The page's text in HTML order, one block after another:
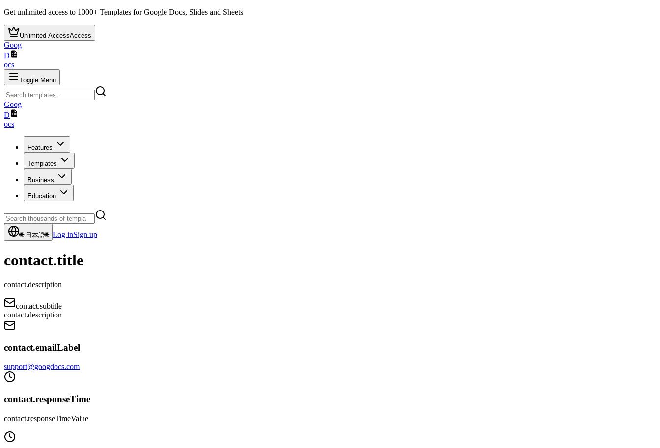
Get unlimited access to 1000+ Templates for Google Docs, Slides and Sheets
Unlimited AccessAccess
Goog
D
ocs
Toggle Menu
Goog
D
ocs
Features
Templates
Business
Education
🌐 日本語🌐 Log inSign up
contact.title
contact.description
contact.subtitle
contact.description
contact.emailLabel
support@googdocs.com
contact.responseTime
contact.responseTimeValue